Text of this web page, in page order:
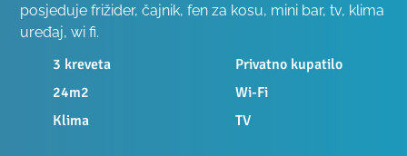
posjeduje frižider, čajnik, fen za kosu, mini bar, tv, klima
uređaj, wi fi.
3 kreveta
24m2
Klima
Privatno kupatilo
Wi-Fi
TV